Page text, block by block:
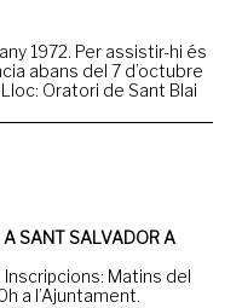
1972. Per assistir-hi és
abans del 7 d’octubre
Oratori de Sant Blai
A SANT SALVADOR A
Inscripcions: Matins del
a l’Ajuntament.